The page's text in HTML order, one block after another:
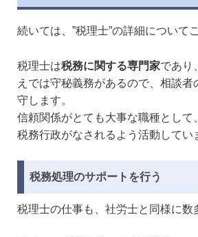
続いては、”税理士”の詳細について
税理士は税務に関する専門家であり
えでは守秘義務があるので、相談者
守します。
信頼関係がとても大事な職種として
税務行政がなされるよう活動してい
税務処理のサポートを行う
税理士の仕事も、社労士と同様に数